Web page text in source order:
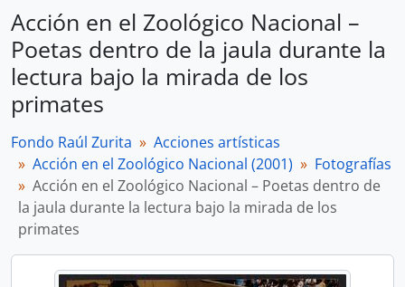
Acción en el Zoológico Nacional –
Poetas dentro de la jaula durante la
lectura bajo la mirada de los
primates
Fondo Raúl Zurita
Acciones artísticas
Acción en el Zoológico Nacional (2001)
Fotografías
Acción en el Zoológico Nacional – Poetas dentro de
la jaula durante la lectura bajo la mirada de los
primates